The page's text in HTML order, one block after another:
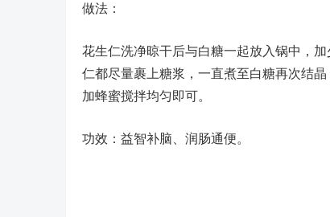
做法：
花生仁洗净晾干后与白糖一起放入锅中，
仁都尽量裹上糖浆，一直煮至白糖再次结
加蜂蜜搅拌均匀即可。
功效：益智补脑、润肠通便。